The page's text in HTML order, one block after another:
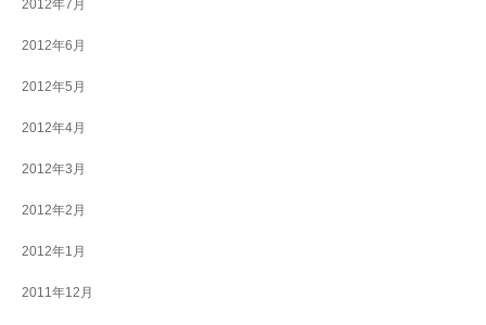
2012年7月
2012年6月
2012年5月
2012年4月
2012年3月
2012年2月
2012年1月
2011年12月